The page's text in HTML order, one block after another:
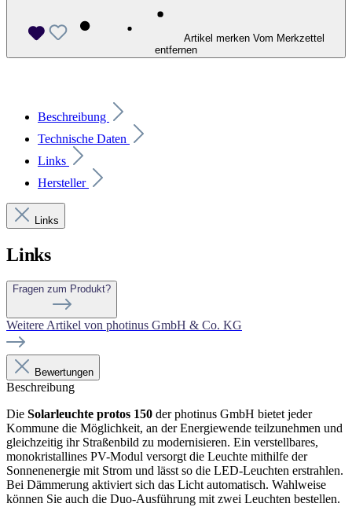
Artikel merken Vom Merkzettel
entfernen
Beschreibung
Technische Daten
Links
Hersteller
Links
Links
Fragen zum Produkt?
Weitere Artikel von photinus GmbH & Co. KG
Bewertungen
Beschreibung
Die Solarleuchte protos 150 der photinus GmbH bietet jeder
Kommune die Möglichkeit, an der Energiewende teilzunehmen und
gleichzeitig ihr Straßenbild zu modernisieren. Ein verstellbares,
monokristallines PV-Modul versorgt die Leuchte mithilfe der
Sonnenenergie mit Strom und lässt so die LED-Leuchten erstrahlen.
Bei Dämmerung aktiviert sich das Licht automatisch. Wahlweise
können Sie auch die Duo-Ausführung mit zwei Leuchten bestellen.